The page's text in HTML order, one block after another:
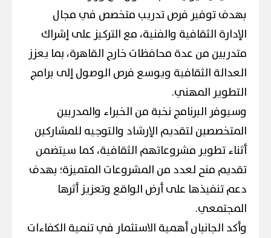
بهدف توفير فرص تدريب متخصص في مجال
الإدارة الثقافية والفنية، مع التركيز على إشراك
متدربين من عدة محافظات خارج القاهرة، بما يعزز
العدالة الثقافية ويوسع فرص الوصول إلى برامج
التطوير المهني.
​وسيوفر البرنامج نخبة من الخبراء والمدربين
المتخصصين لتقديم الإرشاد والتوجيه للمشاركين
أثناء تطوير مشروعاتهم الثقافية، كما سيتضمن
تقديم منح لعدد من المشروعات المتميزة؛ بهدف
دعم تنفيذها على أرض الواقع وتعزيز أثرها
المجتمعي.
​وأكد الجانبان أهمية الاستثمار في تنمية الكفاءات